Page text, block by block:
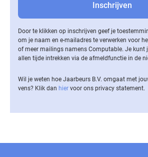
Door te klikken op inschrijven geef je
om je naam en e-mailadres te verwerken voor
of meer mailings namens Computable. Je kunt
allen tijde intrekken via de af­meld­func­tie in de
Wil je weten hoe Jaarbeurs B.V. omgaat met
vens? Klik dan hier voor ons privacy statement.